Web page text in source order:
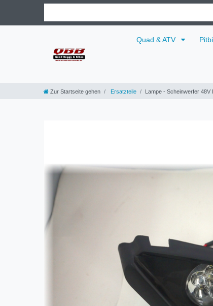
Quad & ATV
Zur Startseite gehen Ersatzteile Lampe - Scheinwerfer